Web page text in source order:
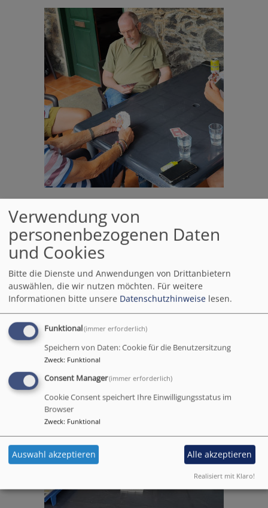
Verwendung von
personenbezogenen Daten
und Cookies
Bitte die Dienste und Anwendungen von Drittanbietern
auswählen, die wir nutzen möchten. Für weitere
Informationen bitte unsere Datenschutzhinweise lesen.
Funktional(immer erforderlich)
Speichern von Daten: Cookie für die Benutzersitzung
Zweck: Funktional
Consent Manager(immer erforderlich)
Cookie Consent speichert Ihre Einwilligungsstatus im
Browser
Zweck: Funktional
Auswahl akzeptieren Alle akzeptieren
Realisiert mit Klaro!